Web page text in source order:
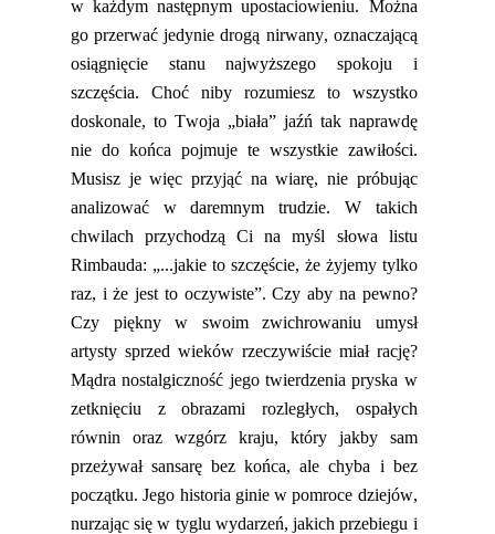
w każdym następnym upostaciowieniu. Można
go przerwać jedynie drogą nirwany, oznaczającą
osiągnięcie stanu najwyższego spokoju i
szczęścia. Choć niby rozumiesz to wszystko
doskonale, to Twoja „biała” jaźń tak naprawdę
nie do końca pojmuje te wszystkie zawiłości.
Musisz je więc przyjąć na wiarę, nie próbując
analizować w daremnym trudzie. W takich
chwilach przychodzą Ci na myśl słowa listu
Rimbauda: „...jakie to szczęście, że żyjemy tylko
raz, i że jest to oczywiste”. Czy aby na pewno?
Czy piękny w swoim zwichrowaniu umysł
artysty sprzed wieków rzeczywiściemiał rację?
Mądra nostalgiczność jego twierdzenia pryska w
zetknięciu z obrazami rozległych, ospałych
równin orazwzgórz kraju, który jakby sam
przeżywałsansarę bez końca, ale chyba i bez
początku. Jego historia ginie w pomroce dziejów,
nurzając się w tyglu wydarzeń,jakich przebiegu i